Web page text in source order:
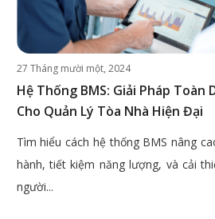
27 Tháng mười một, 2024
Hệ Thống BMS: Giải Pháp Toàn
Cho Quản Lý Tòa Nhà Hiện Đại
Tìm hiểu cách hệ thống BMS nâng
hành, tiết kiệm năng lượng, và cải
người...